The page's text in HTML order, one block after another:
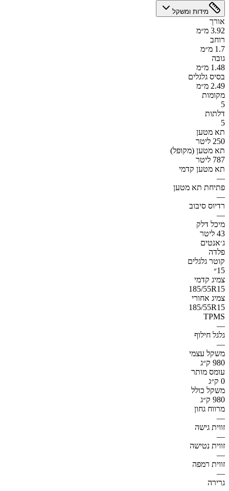
מידות ומשקל
אורך
3.92 מ״מ
רוחב
1.7 מ״מ
גובה
1.48 מ״מ
בסיס גלגלים
2.49 מ״מ
מקומות
5
דלתות
5
תא מטען
250 ליטר
תא מטען (מקופל)
787 ליטר
תא מטען קדמי
—
פתיחת תא מטען
—
רדיוס סיבוב
—
מיכל דלק
43 ליטר
ג׳אנטים
פלדה
קוטר גלגלים
15״
צמיג קדמי
185/55R15
צמיג אחורי
185/55R15
TPMS
—
גלגל חילוף
—
משקל עצמי
980 ק״ג
עומס מותר
0 ק״ג
משקל כולל
980 ק״ג
מרווח גחון
—
זווית גישה
—
זווית נטישה
—
זווית רמפה
—
גרירה